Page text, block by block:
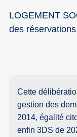
LOGEMENT
des
Cette
gestion des
2014, égalité
enfin 3DS de